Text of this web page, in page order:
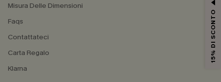
Misura Delle Dimensioni
Faqs
Contattateci
Carta Regalo
Klarna
15% DI SCONTO